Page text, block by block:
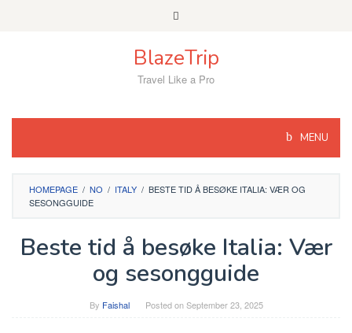
BlazeTrip
Travel Like a Pro
MENU
HOMEPAGE / NO / ITALY / BESTE TID Å BESØKE ITALIA: VÆR OG
SESONGGUIDE
Beste tid å besøke Italia: Vær
og sesongguide
By Faishal Posted onSeptember 23, 2025